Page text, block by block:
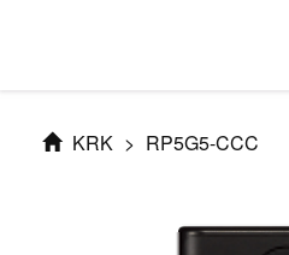
KRK > RP5G5-CCC